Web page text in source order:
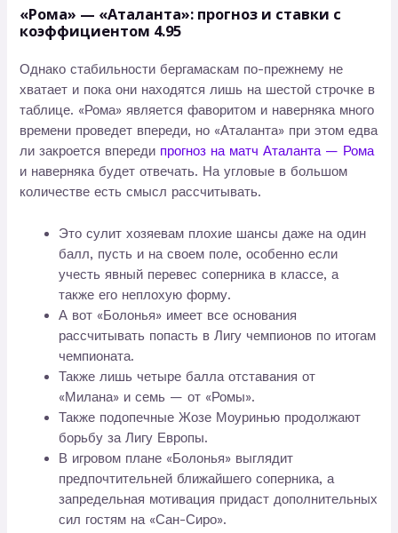
«Рома» — «Аталанта»: прогноз и ставки с
коэффициентом 4.95
Однако стабильности бергамаскам по-прежнему не
хватает и пока они находятся лишь на шестой строчке в
таблице. «Рома» является фаворитом и наверняка много
времени проведет впереди, но «Аталанта» при этом едва
ли закроется впереди прогноз на матч Аталанта — Рома
и наверняка будет отвечать. На угловые в большом
количестве есть смысл рассчитывать.
Это сулит хозяевам плохие шансы даже на один
балл, пусть и на своем поле, особенно если
учесть явный перевес соперника в классе, а
также его неплохую форму.
А вот «Болонья» имеет все основания
рассчитывать попасть в Лигу чемпионов по итогам
чемпионата.
Также лишь четыре балла отставания от
«Милана» и семь — от «Ромы».
Также подопечные Жозе Моуринью продолжают
борьбу за Лигу Европы.
В игровом плане «Болонья» выглядит
предпочтительней ближайшего соперника, а
запредельная мотивация придаст дополнительных
сил гостям на «Сан-Сиро».